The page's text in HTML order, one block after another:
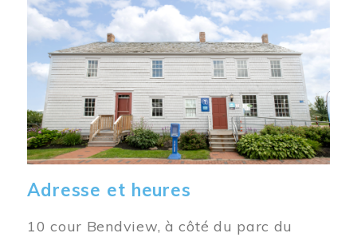
Adresse et heures
10 cour Bendview, à côté du parc du